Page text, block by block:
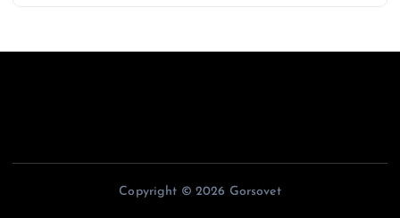
Copyright © 2026 Gorsovet